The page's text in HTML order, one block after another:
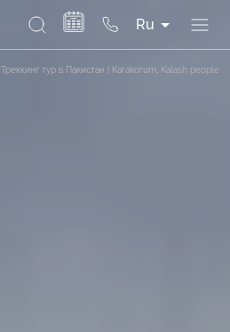
Ru
Треккинг тур в Пакистан | Karakorum, Kalash people